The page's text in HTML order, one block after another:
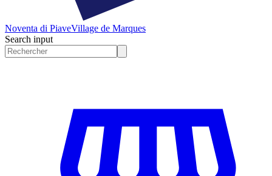
Noventa di PiaveVillage de Marques
Search input